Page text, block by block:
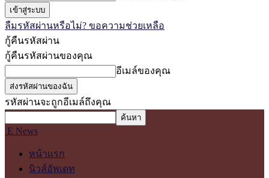
ลืมรหัสผ่านหรือไม่? ขอความช่วยเหลือ
กู้คืนรหัสผ่าน
กู้คืนรหัสผ่านของคุณ
อีเมล์ของคุณ
รหัสผ่านจะถูกอีเมล์ถึงคุณ
E News
หน้าแรก
นิวส์อัพเดท